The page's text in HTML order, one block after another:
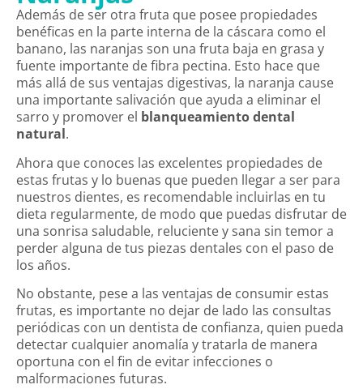
Además de ser otra fruta que posee propiedades
benéficas en la parte interna de la cáscara como el
banano, las naranjas son una fruta baja en grasa y
fuente importante de fibra pectina. Esto hace que
más allá de sus ventajas digestivas, la naranja cause
una importante salivación que ayuda a eliminar el
sarro y promover el blanqueamiento dental
natural.
Ahora que conoces las excelentes propiedades de
estas frutas y lo buenas que pueden llegar a ser para
nuestros dientes, es recomendable incluirlas en tu
dieta regularmente, de modo que puedas disfrutar de
una sonrisa saludable, reluciente y sana sin temor a
perder alguna de tus piezas dentales con el paso de
los años.
No obstante, pese a las ventajas de consumir estas
frutas, es importante no dejar de lado las consultas
periódicas con un dentista de confianza, quien pueda
detectar cualquier anomalía y tratarla de manera
oportuna con el fin de evitar infecciones o
malformaciones futuras.